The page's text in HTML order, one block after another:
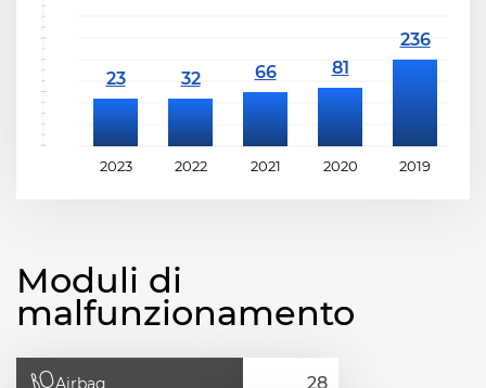
2023 2022 2021 2020 2019
Moduli di
malfunzionamento
Airbag